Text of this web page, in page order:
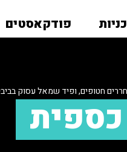
פודקאסטים
חטופים, ופיד שמאל עסוק
כספית